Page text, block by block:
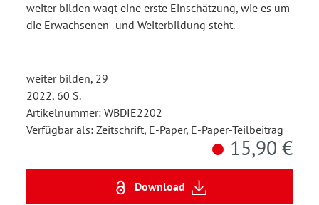
weiter bilden wagt eine erste Einschätzung, wie es um
die Erwachsenen- und Weiterbildung steht.
weiter bilden, 29
2022, 60 S.
Artikelnummer: WBDIE2202
Verfügbar als: Zeitschrift, E-Paper, E-Paper-Teilbeitrag
15,90 €
Download